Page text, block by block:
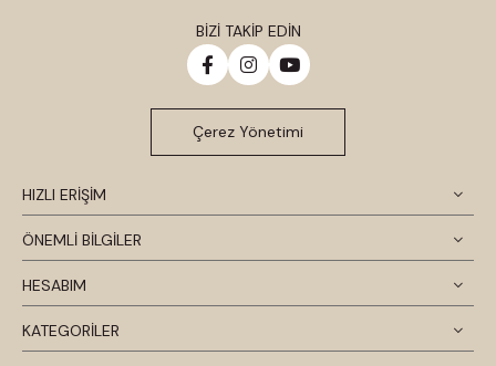
HIZLI ERİŞİM
ÖNEMLİ BİLGİLER
HESABIM
KATEGORİLER
BİZİ TAKİP EDİN
Çerez Yönetimi